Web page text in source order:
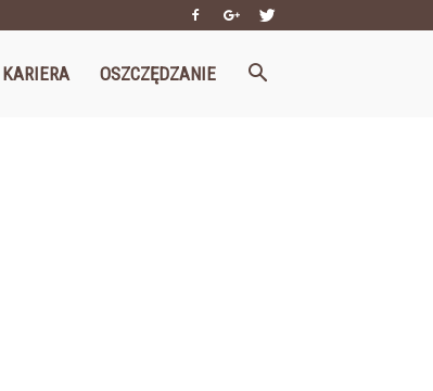
KARIERA OSZCZĘDZANIE